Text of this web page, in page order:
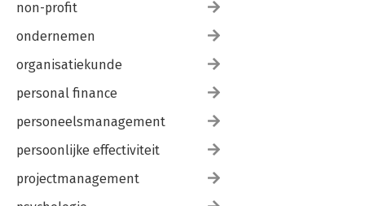
non-profit
ondernemen
organisatiekunde
personal finance
personeelsmanagement
persoonlijke effectiviteit
projectmanagement